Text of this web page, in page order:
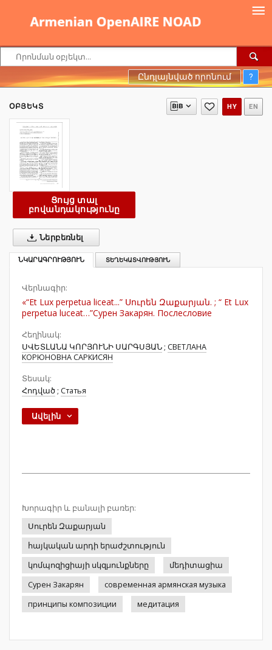
Ընդլայնված որոնում ?
ՕԲՅԵԿՏ HY EN
Ցույց տալ
բովանդակությունը
Ներբեռնել
ՆԿԱՐԱԳՐՈՒԹՅՈՒՆ ՏԵՂԵԿԱՏՎՈՒԹՅՈՒՆ
Վերնագիր:
«“Et Lux perpetua liceat...” Սուրեն Զաքարյան. ; “ Et Lux
perpetua luceat…”Сурен Закарян. Послесловие
Հեղինակ:
ՍՎԵՏԼԱՆԱ ԿՈՐՅՈՒՆԻ ՍԱՐԳՍՅԱՆ ; СВЕТЛАНА
КОРЮНОВНА САРКИСЯН
Տեսակ:
Հոդված ; Статья
Ավելին
Խորագիր և բանալի բառեր:
Սուրեն Զաքարյան
հայկական արդի երաժշտություն
կոմպոզիցիայի սկզμունքները
մեդիտացիա
Сурен Закарян
современная армянская музыка
принципы композиции
медитация